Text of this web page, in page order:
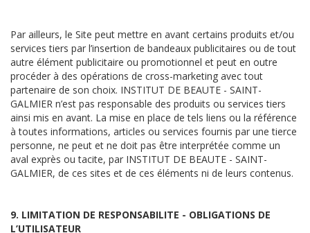
Par ailleurs, le Site peut mettre en avant certains produits et/ou
services tiers par l’insertion de bandeaux publicitaires ou de tout
autre élément publicitaire ou promotionnel et peut en outre
procéder à des opérations de cross-marketing avec tout
partenaire de son choix. INSTITUT DE BEAUTE - SAINT-
GALMIER n’est pas responsable des produits ou services tiers
ainsi mis en avant. La mise en place de tels liens ou la référence
à toutes informations, articles ou services fournis par une tierce
personne, ne peut et ne doit pas être interprétée comme un
aval exprès ou tacite, par INSTITUT DE BEAUTE - SAINT-
GALMIER, de ces sites et de ces éléments ni de leurs contenus.
9. LIMITATION DE RESPONSABILITE - OBLIGATIONS DE
L’UTILISATEUR